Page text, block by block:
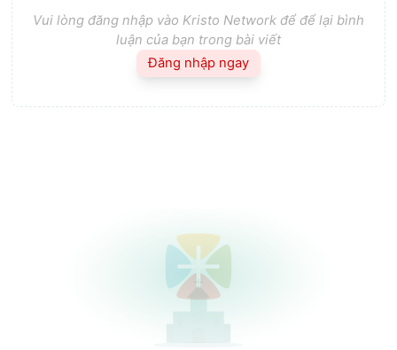
Vui lòng đăng nhập vào Kristo Network để để lại bình
luận của bạn trong bài viết
Đăng nhập ngay